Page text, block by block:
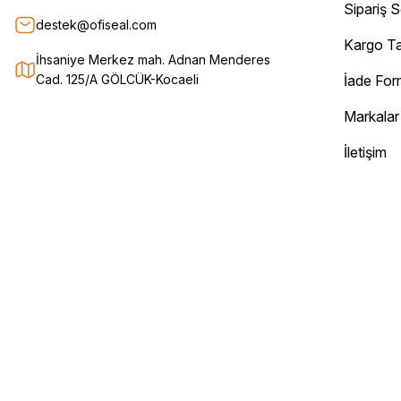
Sorunsuz bir şekilde elimize ulaştı. Güvenle alışveriş yapabileceğiniz
destek@ofiseal.com
İhsaniye Merkez mah. Adnan Menderes
Cad. 125/A GÖLCÜK-Kocaeli
Sipariş
Kargo
İade
Markalar
İletişim